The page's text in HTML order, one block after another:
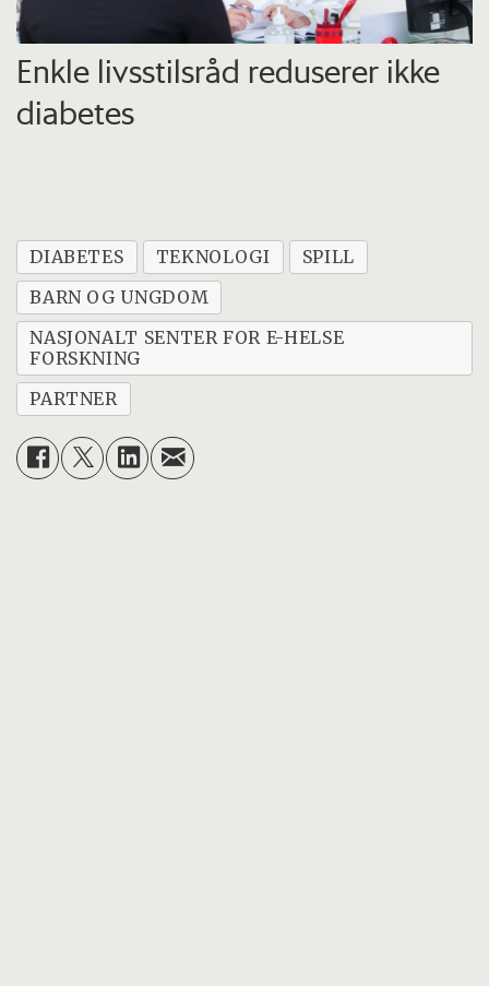
Enkle livsstilsråd reduserer ikke
diabetes
DIABETES TEKNOLOGI
SPILL
BARN OG UNGDOM
NASJONALT SENTER FOR E-HELSE
FORSKNING
PARTNER